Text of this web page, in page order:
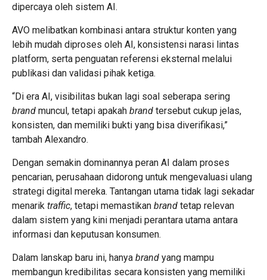
dipercaya oleh sistem AI.
AVO melibatkan kombinasi antara struktur konten yang
lebih mudah diproses oleh AI, konsistensi narasi lintas
platform, serta penguatan referensi eksternal melalui
publikasi dan validasi pihak ketiga.
“Di era AI, visibilitas bukan lagi soal seberapa sering
brand muncul, tetapi apakah brand tersebut cukup jelas,
konsisten, dan memiliki bukti yang bisa diverifikasi,”
tambah Alexandro.
Dengan semakin dominannya peran AI dalam proses
pencarian, perusahaan didorong untuk mengevaluasi ulang
strategi digital mereka. Tantangan utama tidak lagi sekadar
menarik traffic, tetapi memastikan brand tetap relevan
dalam sistem yang kini menjadi perantara utama antara
informasi dan keputusan konsumen.
Dalam lanskap baru ini, hanya brand yang mampu
membangun kredibilitas secara konsisten yang memiliki